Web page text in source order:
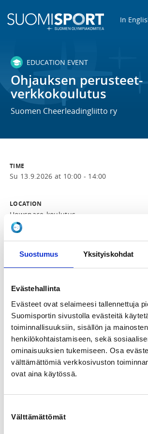
Suostumus Yksityiskohdat
Evästehallinta
Evästeet ovat selaimeesi tallennettuja
Suomisportin sivustolla evästeitä
toiminnallisuuksiin, sisällön ja mainosten
henkilökohtaistamiseen, sekä
ominaisuuksien tukemiseen. Osa
välttämättömiä verkkosivuston
ovat aina käytössä.
valinta
Välttämättömät
In
EDUCATION EVENT
Ohjauksen perusteet-
verkkokoulutus
Suomen Cheerleadingliitto ry
TIME
Su 13.9.2026 at 10:00 - 14:00
LOCATION
Howspace-koulutus
LOCALITY
Helsinki
Cheerleading, Cheertanssi
REGISTRATION PERIOD
Mo 25.5.2026 at 09:00 - Su 30.8.2026 at
PRICE
Koulutusmaksu 85,00 € -
Ilmoittautuminen Suomen
ennen viimeistä ilmoittautumispäivää.
(vähennettynä toimistokululla 10e)
vastaan. Lääkärintodistuksen tulee